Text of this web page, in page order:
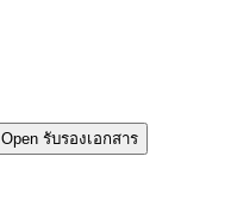
Open รับรองเอกสาร